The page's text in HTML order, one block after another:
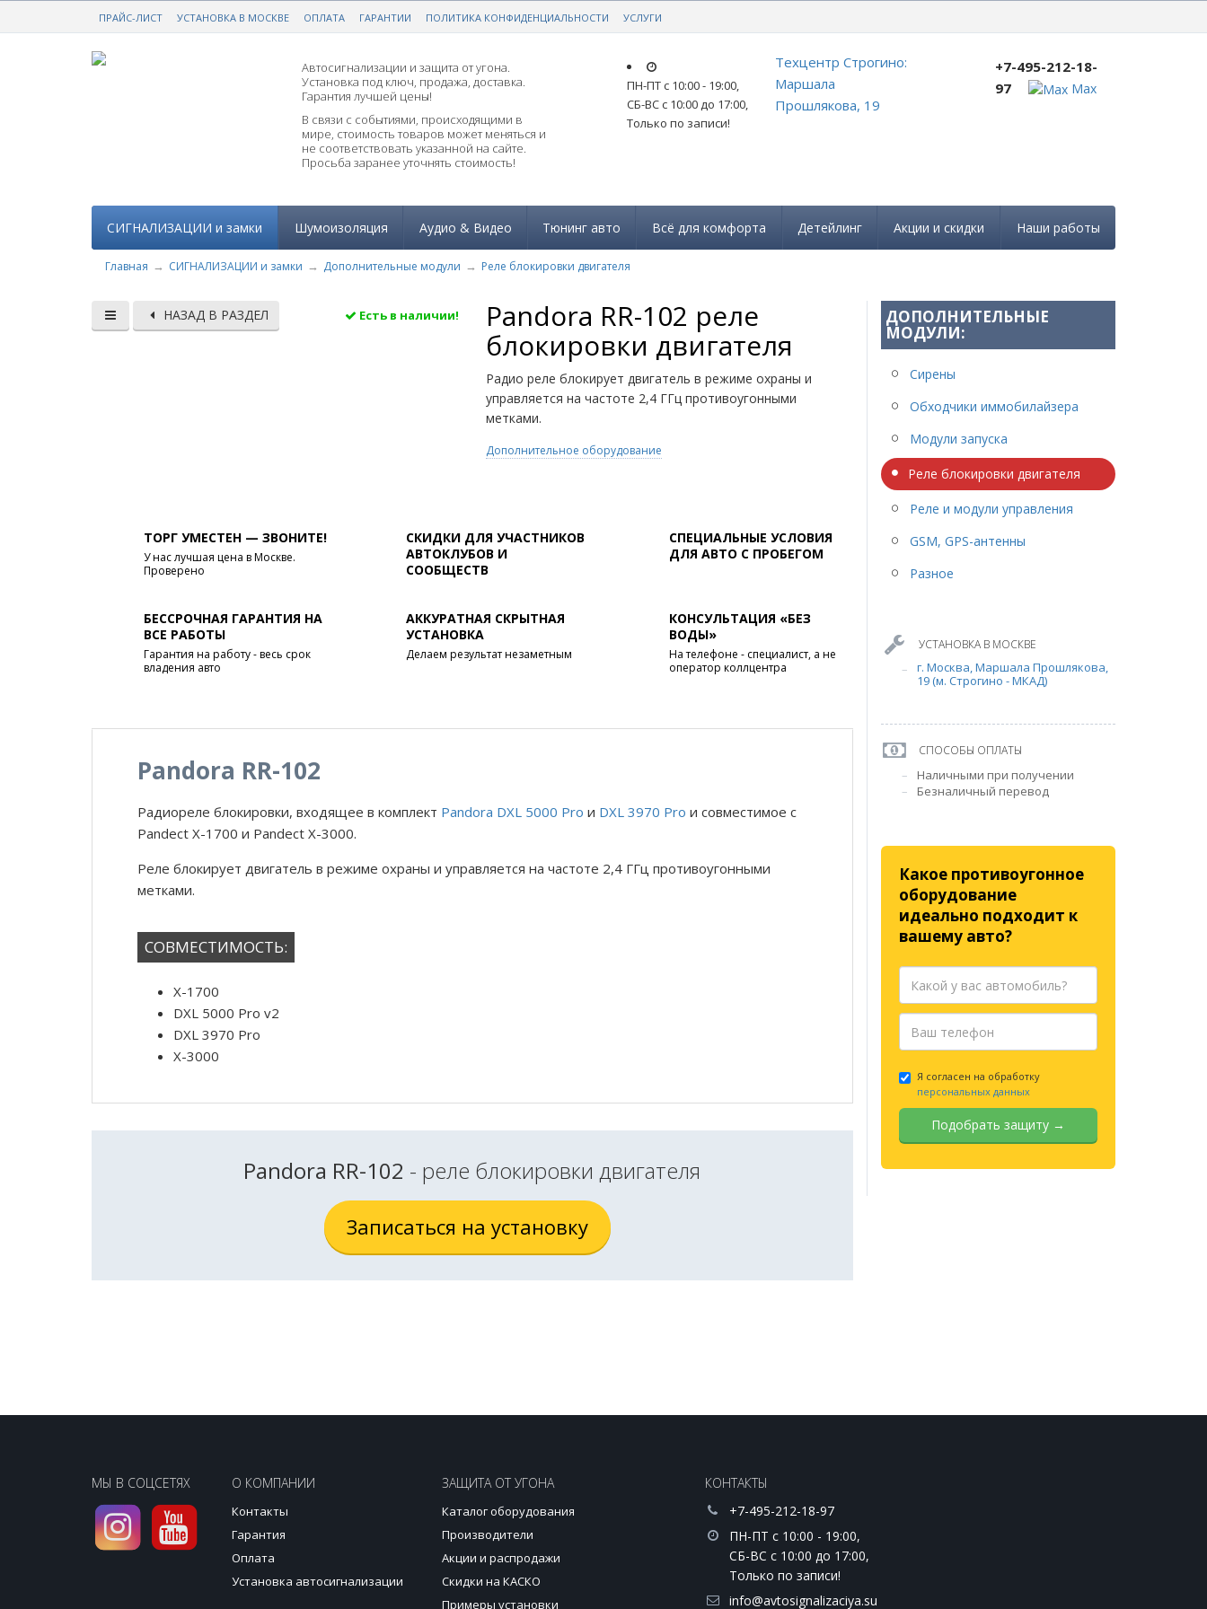
НАДЕЖНАЯ ЗАЩИТА ОТ УГОНА С ГАРАНТИЕЙ! ЗАКАЗАТЬ ПОДБОР ПО АВТО
ПРАЙС-ЛИСТ УСТАНОВКА В МОСКВЕ ОПЛАТА ГАРАНТИИ ПОЛИТИКА КОНФИДЕНЦИАЛЬНОСТИ УСЛУГИ
Автосигнализации и защита от угона.
Установка под ключ, продажа, доставка.
Гарантия лучшей цены!
В связи с событиями, происходящими в
мире, стоимость товаров может меняться и
не соответствовать указанной на сайте.
Просьба заранее уточнять стоимость!
ПН-ПТ с 10:00 - 19:00,
СБ-ВС с 10:00 до 17:00,
Только по записи!
Техцентр Строгино:
Маршала
Прошлякова, 19
+7-495-212-18-
97
Max
СИГНАЛИЗАЦИИ и замки Шумоизоляция Аудио & Видео Тюнинг авто Всё для комфорта Детейлинг Акции и скидки Наши работы
Главная СИГНАЛИЗАЦИИ и замки Дополнительные модули Реле блокировки двигателя
Pandora RR-102 реле
блокировки двигателя
НАЗАД В РАЗДЕЛ Есть в наличии!
Радио реле блокирует двигатель в режиме охраны и
управляется на частоте 2,4 ГГц противоугонными
метками.
Дополнительное оборудование
ТОРГ УМЕСТЕН — ЗВОНИТЕ!
У нас лучшая цена в Москве.
Проверено
СКИДКИ ДЛЯ УЧАСТНИКОВ
АВТОКЛУБОВ И
СООБЩЕСТВ
СПЕЦИАЛЬНЫЕ УСЛОВИЯ
ДЛЯ АВТО С ПРОБЕГОМ
БЕССРОЧНАЯ ГАРАНТИЯ НА
ВСЕ РАБОТЫ
Гарантия на работу - весь срок
владения авто
АККУРАТНАЯ СКРЫТНАЯ
УСТАНОВКА
Делаем результат незаметным
КОНСУЛЬТАЦИЯ «БЕЗ
ВОДЫ»
На телефоне - специалист, а не
оператор коллцентра
Pandora RR-102
Радиореле блокировки, входящее в комплект Pandora DXL 5000 Pro и DXL 3970 Pro и совместимое с
Pandect X-1700 и Pandect X-3000.
Реле блокирует двигатель в режиме охраны и управляется на частоте 2,4 ГГц противоугонными
метками.
СОВМЕСТИМОСТЬ:
X-1700
DXL 5000 Pro v2
DXL 3970 Pro
X-3000
Pandora RR-102 - реле блокировки двигателя
Записаться на установку
ДОПОЛНИТЕЛЬНЫЕ
МОДУЛИ:
Сирены
Обходчики иммобилайзера
Модули запуска
Реле блокировки двигателя
Реле и модули управления
GSM, GPS-антенны
Разное
УСТАНОВКА В МОСКВЕ
г. Москва, Маршала Прошлякова,
19 (м. Строгино - МКАД)
СПОСОБЫ ОПЛАТЫ
Наличными при получении
Безналичный перевод
Какое противоугонное
оборудование
идеально подходит к
вашему авто?
Я согласен на обработку
персональных данных
Подобрать защиту →
МЫ В СОЦСЕТЯХ О КОМПАНИИ
Контакты
Гарантия
Оплата
Установка автосигнализации
ЗАЩИТА ОТ УГОНА
Каталог оборудования
Производители
Акции и распродажи
Скидки на КАСКО
Примеры установки
КОНТАКТЫ
+7-495-212-18-97
ПН-ПТ с 10:00 - 19:00,
СБ-ВС с 10:00 до 17:00,
Только по записи!
info@avtosignalizaciya.su